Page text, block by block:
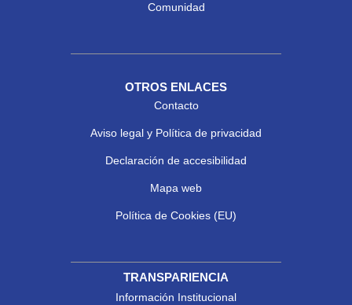
Comunidad
OTROS ENLACES
Contacto
Aviso legal y Política de privacidad
Declaración de accesibilidad
Mapa web
Política de Cookies (EU)
TRANSPARIENCIA
Información Institucional